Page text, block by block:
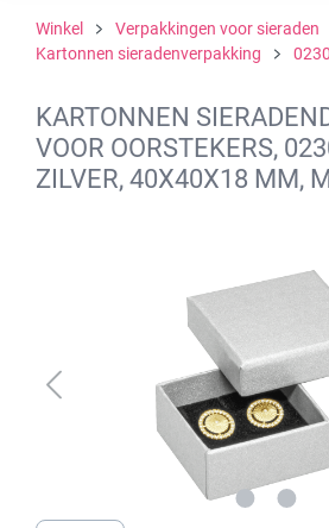
Winkel
Verpakkingen voor sieraden
Kartonnen sieradenverpakking
KARTONNEN
VOOR OORSTEKERS,
ZILVER, 40X40X18 MM,